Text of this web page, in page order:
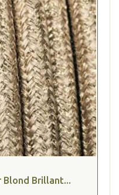
Blond Brillant...